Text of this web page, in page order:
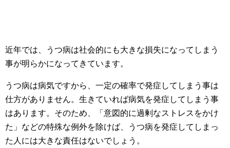
近年では、うつ病は社会的にも大きな損失になってしまう
事が明らかになってきています。
うつ病は病気ですから、一定の確率で発症してしまう事は
仕方がありません。生きていれば病気を発症してしまう事
はあります。そのため、「意図的に過剰なストレスをかけ
た」などの特殊な例外を除けば、うつ病を発症してしまっ
た人には大きな責任はないでしょう。